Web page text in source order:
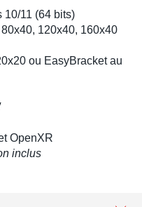
10/11 (64 bits)
120x40, 160x40
ou EasyBracket au
OpenXR
inclus